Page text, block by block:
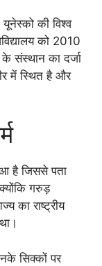
की विश्व
को 2010
के संस्थान का दर्जा
में स्थित है और
है जिससे पता
गरुड़
का राष्ट्रीय
सिक्कों पर